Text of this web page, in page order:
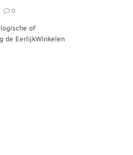
0
of
de EerlijkWinkelen